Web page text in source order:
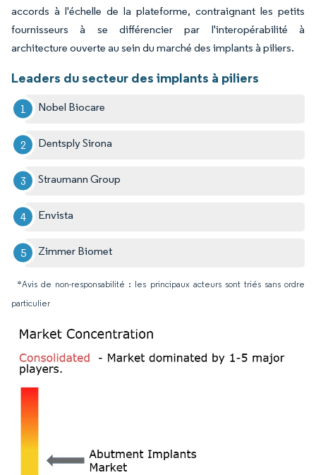
accords à l'échelle de la plateforme, contraignant les petits
fournisseurs à se différencier par l'interopérabilité à
architecture ouverte au sein du marché des implants à piliers.
Leaders du secteur des implants à piliers
Nobel Biocare
Dentsply Sirona
Straumann Group
Envista
Zimmer Biomet
*Avis de non-responsabilité : les principaux acteurs sont triés sans ordre
particulier